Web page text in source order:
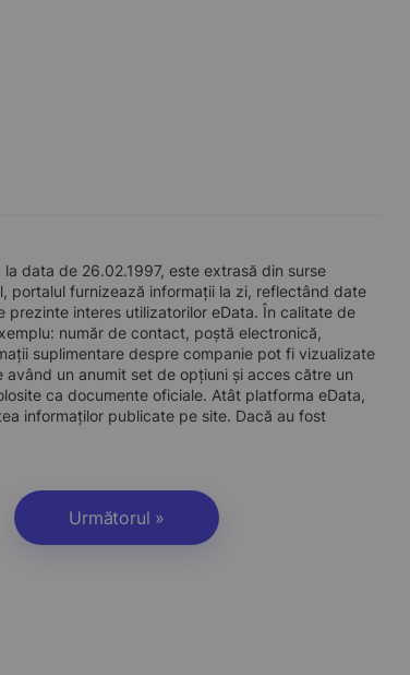
la data de 26.02.1997, este extrasă din surse
portalul furnizează informații la zi, reflectând date
interes utilizatorilor eData. În calitate de
număr de contact, poștă electronică,
suplimentare despre companie pot fi vizualizate
un anumit set de opțiuni și acces către un
ca documente oficiale. Atât platforma eData,
informaților publicate pe site. Dacă au fost
Următorul »